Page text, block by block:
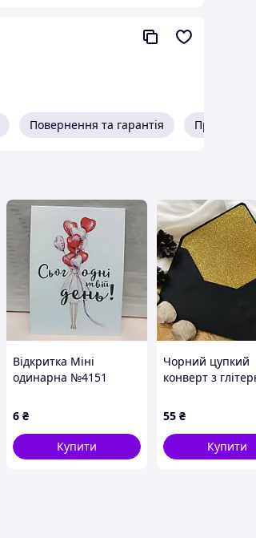
Повернення та гарантія Про
Відкритка Міні
одинарна №4151
6 ₴
Купити
Чорний цупкий
конверт з
формат
55 ₴
Купити